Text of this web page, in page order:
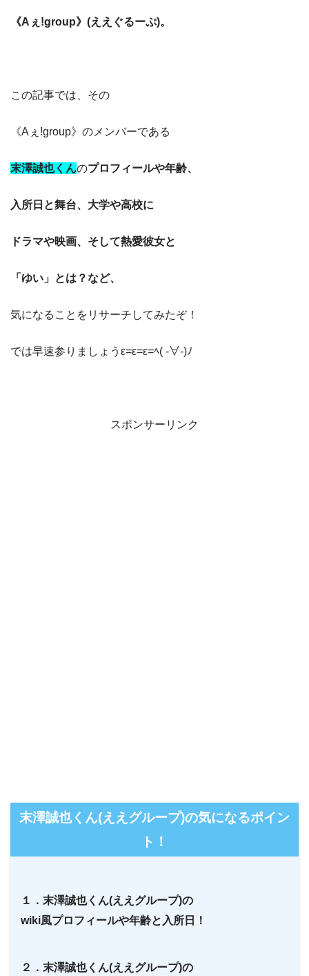
《Aぇ!group》(ええぐるーぷ)。
この記事では、その
《Aぇ!group》のメンバーである
末澤誠也くんのプロフィールや年齢、
入所日と舞台、大学や高校に
ドラマや映画、そして熱愛彼女と
「ゆい」とは？など、
気になることをリサーチしてみたぞ！
では早速参りましょうε=ε=ε=ﾍ( -∀-)ﾉ
スポンサーリンク
末澤誠也くん(ええグループ)の気になるポイン
ト！
１．末澤誠也くん(ええグループ)の
wiki風プロフィールや年齢と入所日！
２．末澤誠也くん(ええグループ)の